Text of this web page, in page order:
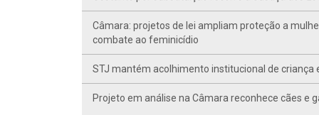
Câmara: projetos de lei ampliam proteção a
combate ao feminicídio
STJ mantém acolhimento institucional de criança
Projeto em análise na Câmara reconhece cães e